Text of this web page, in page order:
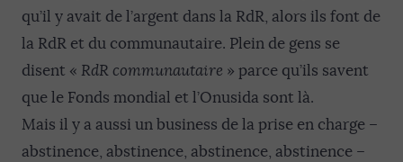
qu’il y avait de l’argent dans la RdR, alors ils font de
la RdR et du communautaire. Plein de gens se
disent « RdR communautaire » parce qu’ils savent
que le Fonds mondial et l’Onusida sont là.
Mais il y a aussi un business de la prise en charge –
abstinence, abstinence, abstinence, abstinence –